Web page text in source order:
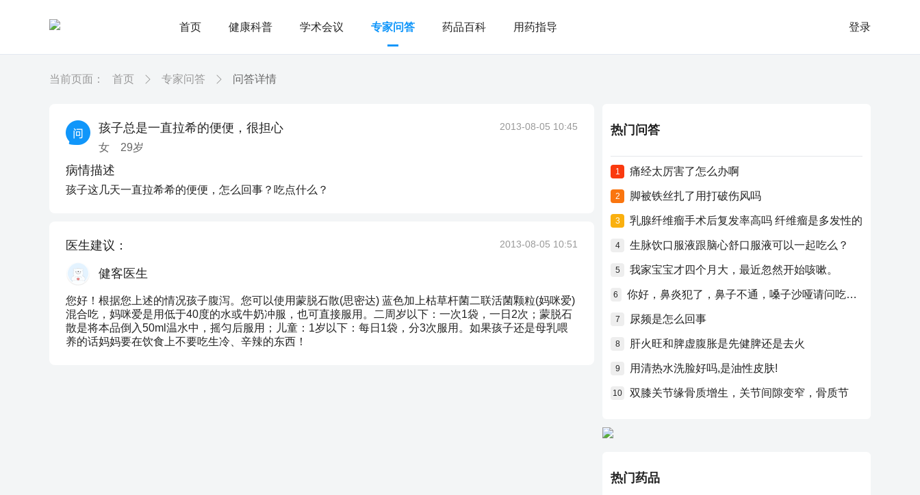
首页 健康科普 学术会议 专家问答 药品百科 用药指导 登录
当前页面： 首页 专家问答 问答详情
孩子总是一直拉希的便便，很担心
女 29岁
2013-08-05 10:45
病情描述
孩子这几天一直拉希希的便便，怎么回事？吃点什么？
医生建议： 2013-08-05 10:51
健客医生
您好！根据您上述的情况孩子腹泻。您可以使用蒙脱石散(思密达) 蓝色加上枯草杆菌二联活菌颗粒(妈咪爱)
混合吃，妈咪爱是用低于40度的水或牛奶冲服，也可直接服用。二周岁以下：一次1袋，一日2次；蒙脱石
散是将本品倒入50ml温水中，摇匀后服用；儿童：1岁以下：每日1袋，分3次服用。如果孩子还是母乳喂
养的话妈妈要在饮食上不要吃生冷、辛辣的东西！
热门问答
1 痛经太厉害了怎么办啊
2 脚被铁丝扎了用打破伤风吗
3 乳腺纤维瘤手术后复发率高吗 纤维瘤是多发性的
4 生脉饮口服液跟脑心舒口服液可以一起吃么？
5 我家宝宝才四个月大，最近忽然开始咳嗽。
6 你好，鼻炎犯了，鼻子不通，嗓子沙哑请问吃什么药比较好？
7 尿频是怎么回事
8 肝火旺和脾虚腹胀是先健脾还是去火
9 用清热水洗脸好吗,是油性皮肤!
10 双膝关节缘骨质增生，关节间隙变窄，骨质节
热门药品